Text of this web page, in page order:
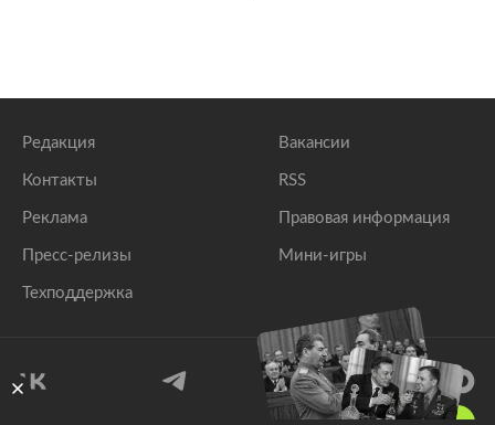
Редакция
Контакты
Реклама
Пресс-релизы
Техподдержка
Вакансии
RSS
Правовая информация
Мини-игры